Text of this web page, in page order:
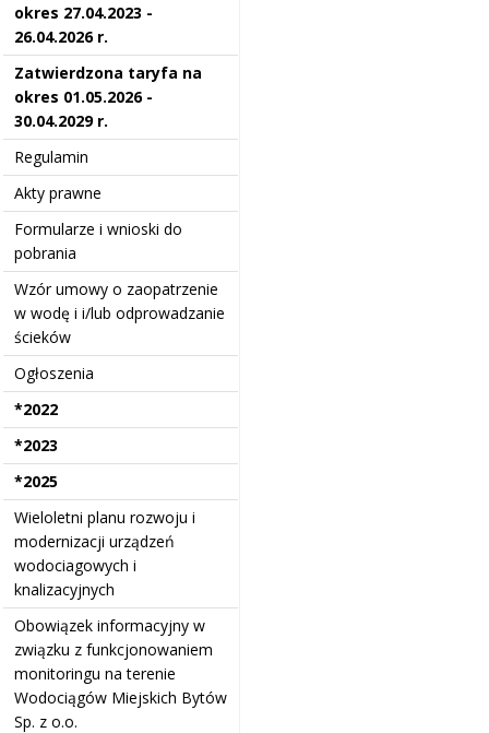
okres 27.04.2023 -
26.04.2026 r.
Zatwierdzona taryfa na
okres 01.05.2026 -
30.04.2029 r.
Regulamin
Akty prawne
Formularze i wnioski do
pobrania
Wzór umowy o zaopatrzenie
w wodę i i/lub odprowadzanie
ścieków
Ogłoszenia
*2022
*2023
*2025
Wieloletni planu rozwoju i
modernizacji urządzeń
wodociagowych i
knalizacyjnych
Obowiązek informacyjny w
związku z funkcjonowaniem
monitoringu na terenie
Wodociągów Miejskich Bytów
Sp. z o.o.